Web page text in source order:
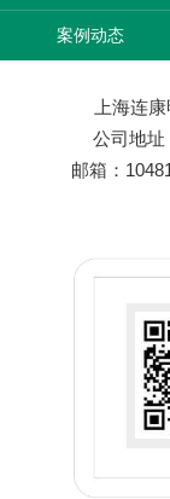
案例动态
上海连
公司地址
邮箱：